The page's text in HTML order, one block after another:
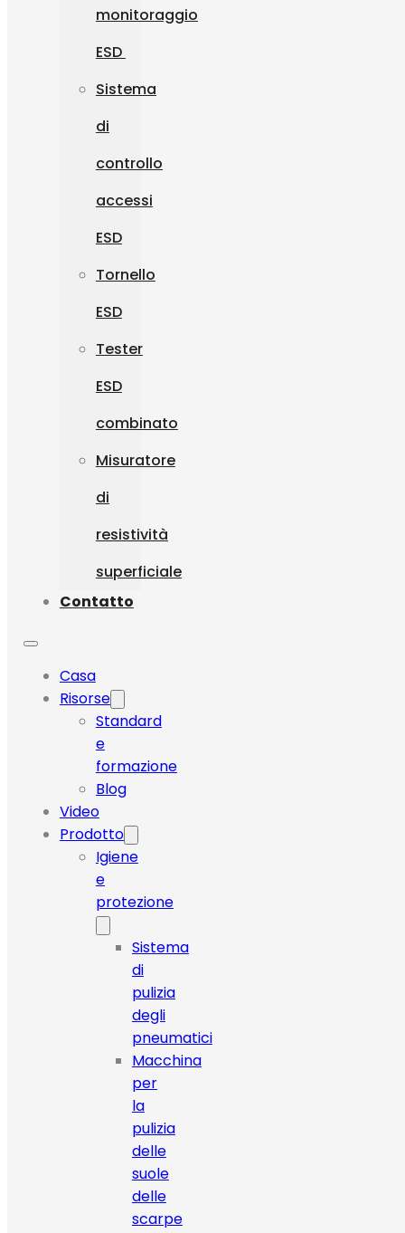
monitoraggio
ESD
Sistema
di
controllo
accessi
ESD
Tornello
ESD
Tester
ESD
combinato
Misuratore
di
resistività
superficiale
Contatto
Casa
Risorse
Standard
e
formazione
Blog
Video
Prodotto
Igiene
e
protezione
Sistema
di
pulizia
degli
pneumatici
Macchina
per
la
pulizia
delle
suole
delle
scarpe